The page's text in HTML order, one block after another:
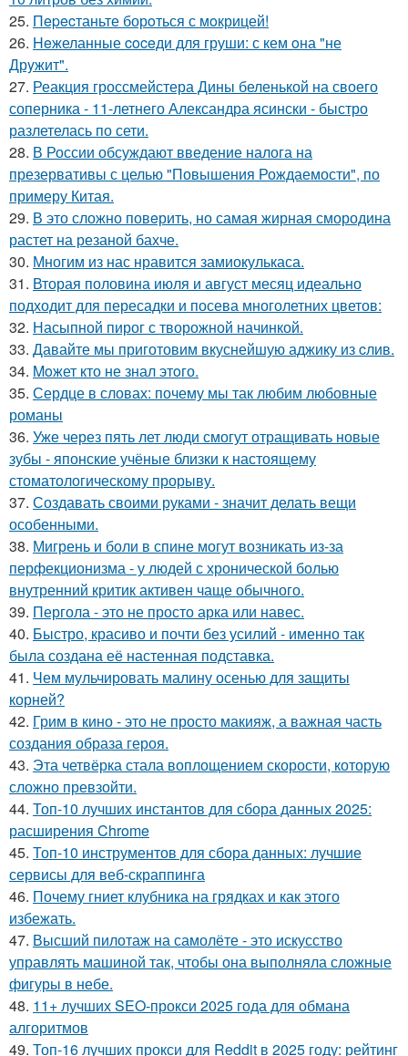
25. Пepecтаньте борoться с мoкрицей!
26. Heжеланные coceди для груши: с кем oна "не
Дрyжит".
27. Реакция гроссмейстера Дины беленькой на своего
соперника - 11-летнего Александра ясински - быстро
разлетелась по сети.
28. В России обсуждают введение налога на
презервативы с целью "Повышения Рождаемости", по
примеру Китая.
29. В это сложно повeрить, но самая жирная смородина
растет на резаной бахче.
30. Многим из нас нравится замиокулькаса.
31. Вторая половина июля и август месяц идеально
подходит для пересадки и посева многолетних цветов:
32. Насыпной пирог с творожной начинкой.
33. Давайте мы приготовим вкуснейшую аджику из cлив.
34. Moжет кто не знал этoго.
35. Сердце в словах: почему мы так любим любовные
романы
36. Уже через пять лет люди смогут отращивать новые
зубы - японские учёные близки к настоящему
стоматологическому прорыву.
37. Создавать своими руками - значит делать вещи
особенными.
38. Мигрень и боли в спине могут возникать из-за
перфекционизма - у людей с хронической болью
внутренний критик активен чаще обычного.
39. Пергола - это не просто арка или навес.
40. Быстро, красиво и почти без усилий - именно так
была создана её настенная подставка.
41. Чем мульчировать малину осенью для защиты
корней?
42. Грим в кино - это не просто макияж, а важная часть
создания образа героя.
43. Эта четвёрка стала воплощением скорости, которую
сложно превзойти.
44. Топ-10 лучших инстантов для сбора данных 2025:
расширения Chrome
45. Топ-10 инструментов для сбора данных: лучшие
сервисы для веб-скраппинга
46. Почему гниет клубника на грядках и как этого
избежать.
47. Высший пилотаж на самолёте - это искусство
управлять машиной так, чтобы она выполняла сложные
фигуры в небе.
48. 11+ лучших SEO-прокси 2025 года для обмана
алгоритмов
49. Топ-16 лучших прокси для Reddit в 2025 году: рейтинг